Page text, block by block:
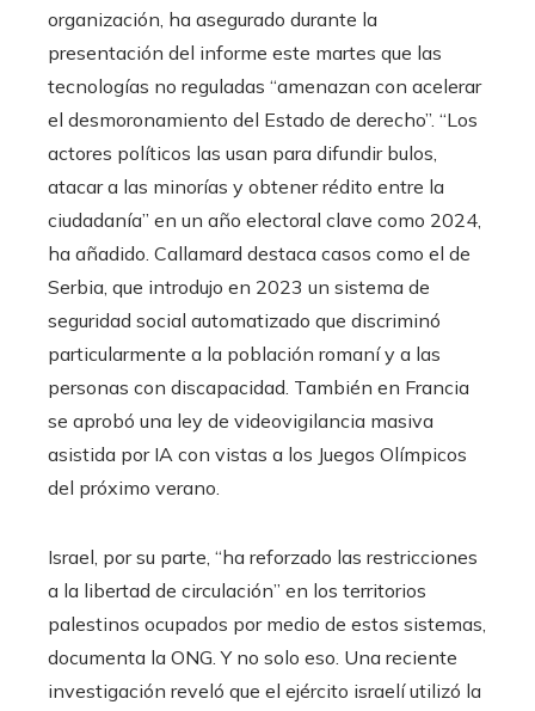
organización, ha asegurado durante la
presentación del informe este martes que las
tecnologías no reguladas “amenazan con acelerar
el desmoronamiento del Estado de derecho”. “Los
actores políticos las usan para difundir bulos,
atacar a las minorías y obtener rédito entre la
ciudadanía” en un año electoral clave como 2024,
ha añadido. Callamard destaca casos como el de
Serbia, que introdujo en 2023 un sistema de
seguridad social automatizado que discriminó
particularmente a la población romaní y a las
personas con discapacidad. También en Francia
se aprobó una ley de videovigilancia masiva
asistida por IA con vistas a los Juegos Olímpicos
del próximo verano.
Israel, por su parte, “ha reforzado las restricciones
a la libertad de circulación” en los territorios
palestinos ocupados por medio de estos sistemas,
documenta la ONG. Y no solo eso. Una reciente
investigación reveló que el ejército israelí utilizó la